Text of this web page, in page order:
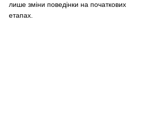
лише зміни поведінки на початкових
етапах.